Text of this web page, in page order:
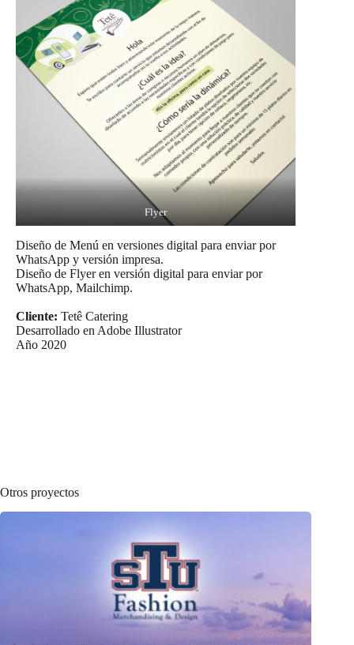
Flyer
Diseño de Menú en versiones digital para enviar por
WhatsApp y versión impresa.
Diseño de Flyer en versión digital para enviar por
WhatsApp, Mailchimp.
Cliente: Tetê Catering
Desarrollado en Adobe Illustrator
Año 2020
Otros proyectos